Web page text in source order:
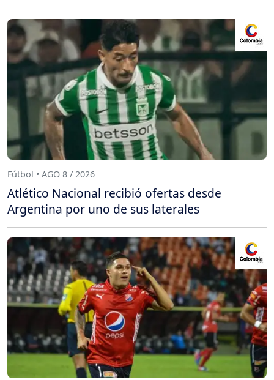
Fútbol • AGO 8 / 2026
Atlético Nacional recibió ofertas desde
Argentina por uno de sus laterales